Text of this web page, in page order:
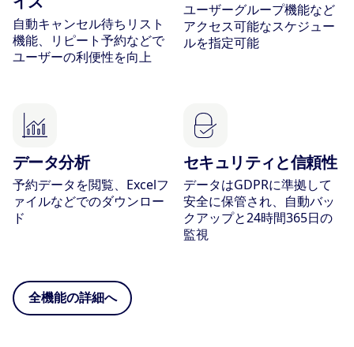
自動キャンセル待ちリスト
機能、リピート予約などで
ユーザーの利便性を向上
ユーザーグループ機能など
アクセス可能なスケジュー
ルを指定可能
データ分析
予約データを閲覧、Excelフ
ァイルなどでのダウンロー
ド
セキュリティと信頼性
データはGDPRに準拠して
安全に保管され、自動バッ
クアップと24時間365日の
監視
全機能の詳細へ